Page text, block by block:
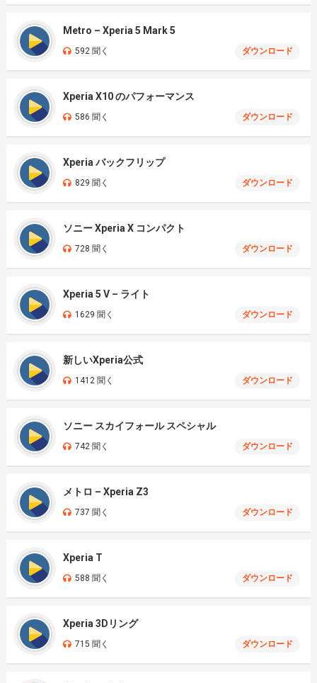
Metro – Xperia 5 Mark 5
592 聞く ダウンロード
Xperia X10 のパフォーマンス
586 聞く ダウンロード
Xperia バックフリップ
829 聞く ダウンロード
ソニー Xperia X コンパクト
728 聞く ダウンロード
Xperia 5 V – ライト
1629 聞く ダウンロード
新しいXperia公式
1412 聞く ダウンロード
ソニー スカイフォール スペシャル
742 聞く ダウンロード
メトロ – Xperia Z3
737 聞く ダウンロード
Xperia T
588 聞く ダウンロード
Xperia 3Dリング
715 聞く ダウンロード